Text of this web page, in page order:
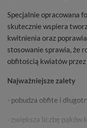
Specjalnie opracowana
skutecznie wspiera
kwitnienia oraz
stosowanie sprawia, że
obfitością kwiatów przez
Najważniejsze zalety
- pobudza obfite i
- zwiększa liczbę pąków